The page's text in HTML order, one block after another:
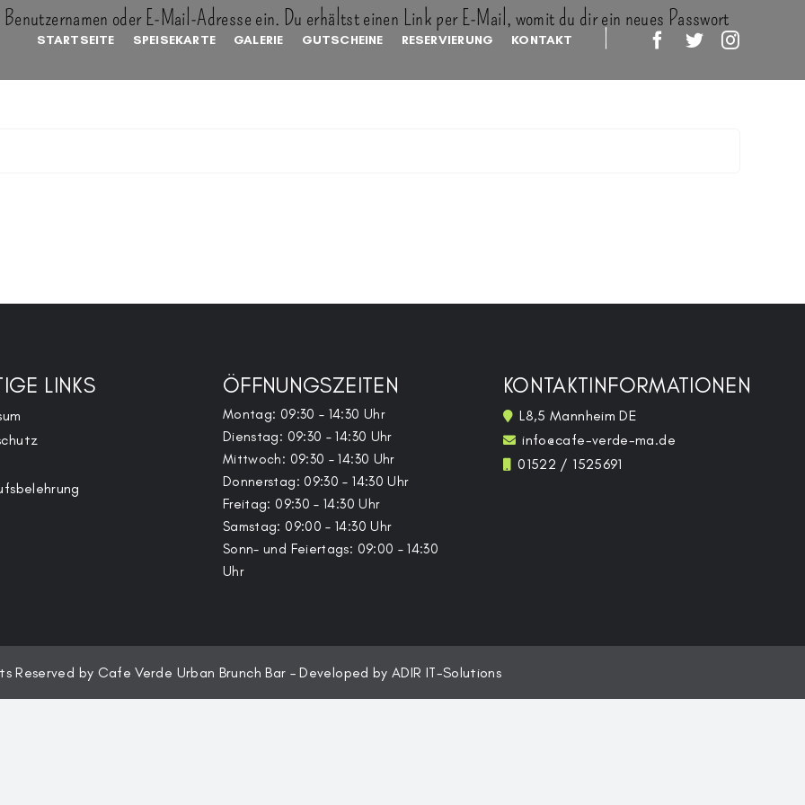
STARTSEITE SPEISEKARTE GALERIE GUTSCHEINE RESERVIERUNG KONTAKT
oder E-Mail-Adresse ein. Du erhältst einen Link per E-Mail, womit du dir ein neues Passwort
LINKS ÖFFNUNGSZEITEN
Montag: 09:30 – 14:30 Uhr
Dienstag: 09:30 – 14:30 Uhr
Mittwoch: 09:30 – 14:30 Uhr
Donnerstag: 09:30 – 14:30 Uhr
Freitag: 09:30 – 14:30 Uhr
Samstag: 09:00 – 14:30 Uhr
Sonn- und Feiertags: 09:00 – 14:30
Uhr
KONTAKTINFORMATIONEN
L8,5 Mannheim DE
info@cafe-verde-ma.de
01522 / 1525691
Reserved by Cafe Verde Urban Brunch Bar – Developed byADIR IT-Solutions